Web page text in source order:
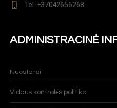
Tel. +37042656268
ADMINISTRACINĖ
Nuostatai
Vidaus kontrolės politika